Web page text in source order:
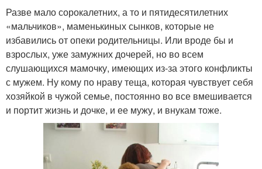
Разве мало сорокалетних, а то и пятидесятилетних
«мальчиков», маменькиных сынков, которые не
избавились от опеки родительницы. Или вроде бы и
взрослых, уже замужних дочерей, но во всем
слушающихся мамочку, имеющих из-за этого конфликты
с мужем. Ну кому по нраву теща, которая чувствует себя
хозяйкой в чужой семье, постоянно во все вмешивается
и портит жизнь и дочке, и ее мужу, и внукам тоже.